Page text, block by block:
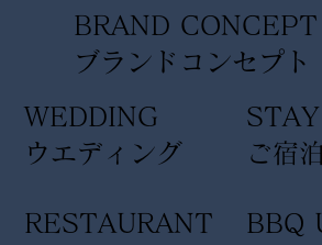
WEDDING
ウエディング
BBQ
STAY
ご宿泊
RESTAURANT
BRAND CONCEPT
​ブランドコンセプト